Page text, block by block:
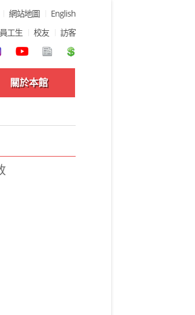
網站地圖
English
工生
校友 訪客
關於本館